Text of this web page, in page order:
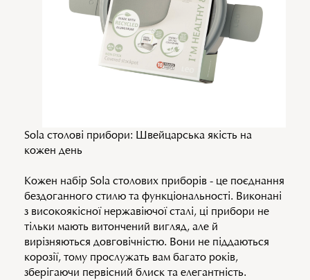
Sola столові прибори: Швейцарська якість на
кожен день
Кожен набір Sola столових приборів - це поєднання
бездоганного стилю та функціональності. Виконані
з високоякісної нержавіючої сталі, ці прибори не
тільки мають витончений вигляд, але й
вирізняються довговічністю. Вони не піддаються
корозії, тому прослужать вам багато років,
зберігаючи первісний блиск та елегантність.